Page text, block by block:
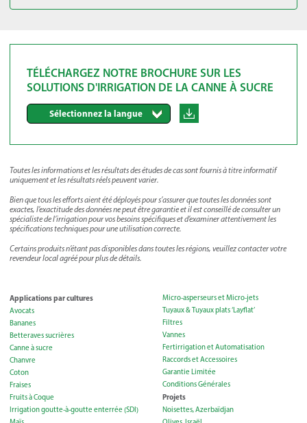
TÉLÉCHARGEZ NOTRE BROCHURE SUR LES
SOLUTIONS D'IRRIGATION DE LA CANNE À SUCRE
Sélectionnez la langue
Toutes les informations et les résultats des études de cas sont fournis à titre informatif
uniquement et les résultats réels peuvent varier.
Bien que tous les efforts aient été déployés pour s’assurer que toutes les données sont
exactes, l’exactitude des données ne peut être garantie et il est conseillé de consulter un
spécialiste de l’irrigation pour vos besoins spécifiques et d’examiner attentivement les
spécifications techniques pour une utilisation correcte.
Certains produits n’étant pas disponibles dans toutes les régions, veuillez contacter votre
revendeur local agréé pour plus de détails.
Applications par cultures
Avocats
Bananes
Betteraves sucrières
Canne à sucre
Chanvre
Coton
Fraises
Fruits à Coque
Irrigation goutte-à-goutte enterrée (SDI)
Micro-asperseurs et Micro-jets
Tuyaux & Tuyaux plats ‘Layflat’
Filtres
Vannes
Fertirrigation et Automatisation
Raccords et Accessoires
Garantie Limitée
Conditions Générales
Projets
Noisettes, Azerbaïdjan